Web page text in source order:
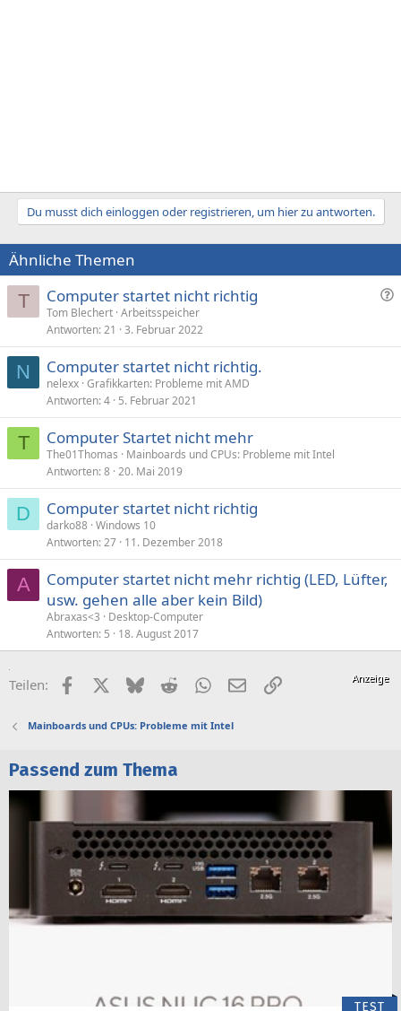
Du musst dich einloggen oder registrieren, um hier zu antworten.
Ähnliche Themen
T
F
g
Computer startet nicht richtig
Tom Blechert Arbeitsspeicher
Antworten 21 3. Februar 2022
N Computer startet nicht richtig.
nelexx Grafikkarten: Probleme mit AMD
Antworten 4 5. Februar 2021
T Computer Startet nicht mehr
The01Thomas
Mainboards und CPUs: Probleme mit Intel
Antworten 8 20. Mai 2019
D Computer startet nicht richtig
darko88 Windows 10
Antworten 27 11. Dezember 2018
A
Computer startet nicht mehr richtig (LED, Lüfter,
usw. gehen alle aber kein Bild)
Abraxas<3
Desktop-Computer
Antworten 5 18. August 2017
Teilen: FacebookX (Twitter)
BlueskyRedditWhatsApp
E-MailLink
Mainboards und CPUs: Probleme mit Intel
Passend zum Thema
TEST